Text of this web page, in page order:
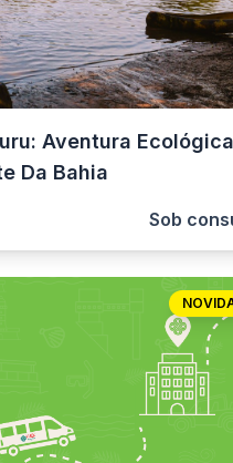
Aventura Ecológica
Da Bahia
Sob